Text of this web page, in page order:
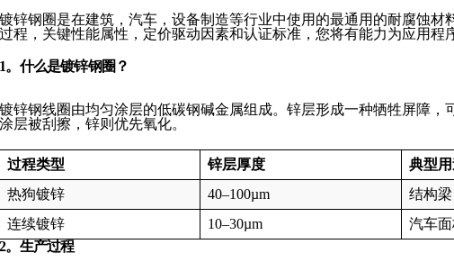
镀锌钢圈是在建筑，汽车，设备制造等行业中使用的最通用的耐腐蚀材
过程，关键性能属性，定价驱动因素和认证标准，您将有能力为应用程
1。什么是镀锌钢圈？
镀锌钢线圈由均匀涂层的低碳钢碱金属组成。锌层形成一种牺牲屏障，
涂层被刮擦，锌则优先氧化。
过程类型 锌层厚度
典型
热狗镀锌
40–100µm
结构
连续镀锌
10–30µm
汽车
2。生产过程